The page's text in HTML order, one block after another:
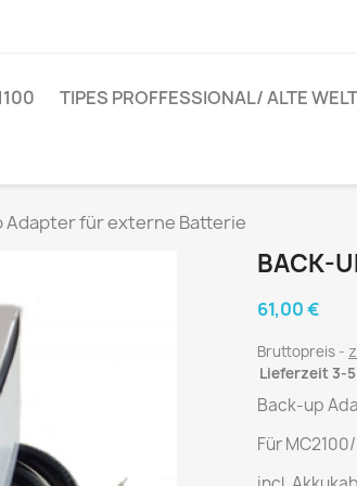
TIPES PROFFESSIONAL/ ALTE WELT
Adapter für externe Batterie
BACK-
61,00 €
Bruttopreis
Lieferzeit 3-
Back-up
Für